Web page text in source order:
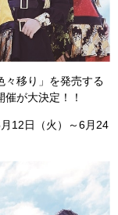
々移り」を発売する
が大決定！！
12日（火）～6月24